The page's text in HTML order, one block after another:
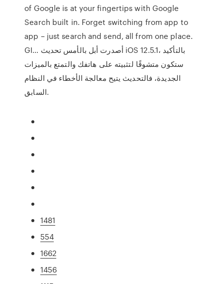
of Google is at your fingertips with Google
Search built in. Forget switching from app to
app – just search and send, all from one place.
GI… أصدرت أبل بالأمس تحديث iOS 12.5.1، بالتأكيد
ستكون متشوقًا لتثبيته على هاتفك والتمتع بالميزات
الجديدة، فالتحديث يتيح معالجة الأخطاء في النظام
السابق.
1481
554
1662
1456